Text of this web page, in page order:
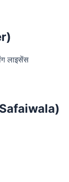
लाइसेंस